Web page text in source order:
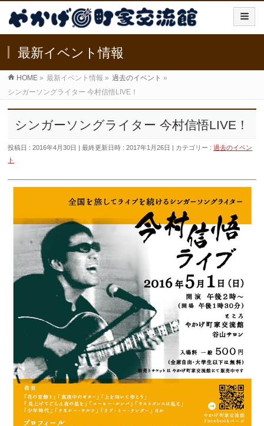
最新イベント情報
HOME » 最新イベント情報 » 過去のイベント »
シンガーソングライター 今村信悟LIVE！
シンガーソングライター 今村信悟LIVE！
投稿日 : 2016年4月30日 最終更新日時 : 2017年1月26日 カテゴリー :過去のイベン
ト